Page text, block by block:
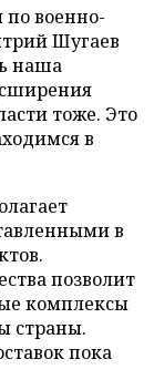
военно-
Шугаев
наша
тоже. Это
в
в
позволит
комплексы
страны.
пока